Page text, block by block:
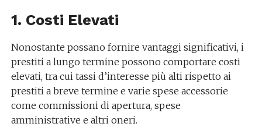
1. Costi Elevati
Nonostante possano fornire vantaggi significativi, i
prestiti a lungo termine possono comportare costi
elevati, tra cui tassi d’interesse più alti rispetto ai
prestiti a breve termine e varie spese accessorie
come commissioni di apertura, spese
amministrative e altri oneri.